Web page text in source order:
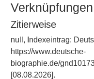
Verknüpfungen
Zitierweise
null, Indexeintrag:
https://www.deutsche-
biographie.de/
[08.08.2026].